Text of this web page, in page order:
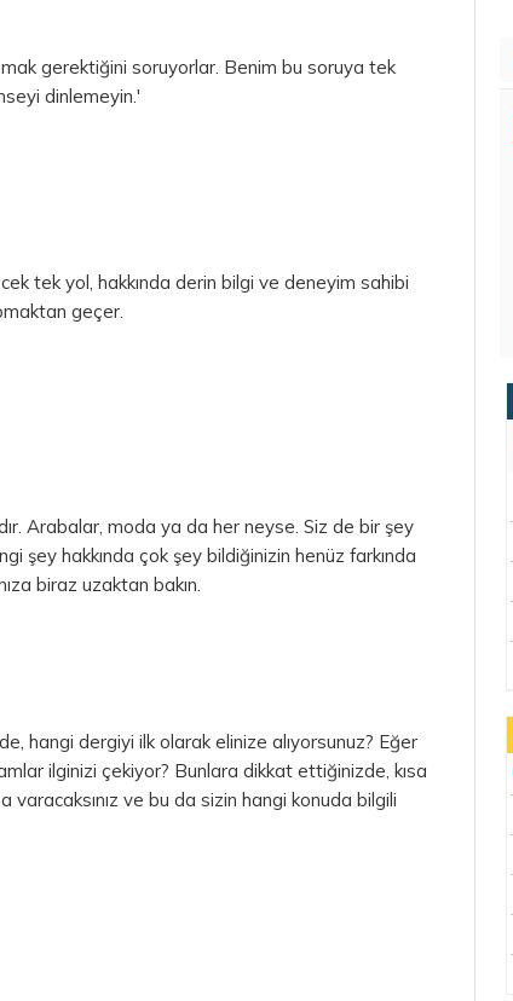
gerektiğini soruyorlar. Benim bu soruya tek
dinlemeyin.'
tek yol, hakkında derin bilgi ve deneyim sahibi
geçer.
Arabalar, moda ya da her neyse. Siz de bir şey
şey hakkında çok şey bildiğinizin henüz farkında
biraz uzaktan bakın.
hangi dergiyi ilk olarak elinize alıyorsunuz? Eğer
ilginizi çekiyor? Bunlara dikkat ettiğinizde, kısa
varacaksınız ve bu da sizin hangi konuda bilgili